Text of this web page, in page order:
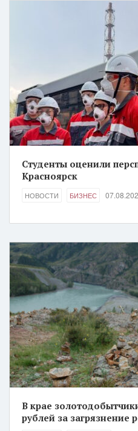
Студенты оценили
Красноярск
НОВОСТИ БИЗНЕС
В крае
рублей за загрязнение